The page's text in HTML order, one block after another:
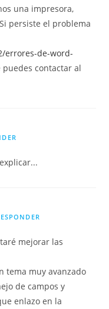
una impresora,
persiste el problema
errores-de-word-
puedes contactar al
mejorar las
tema muy avanzado
de campos y
enlazo en la